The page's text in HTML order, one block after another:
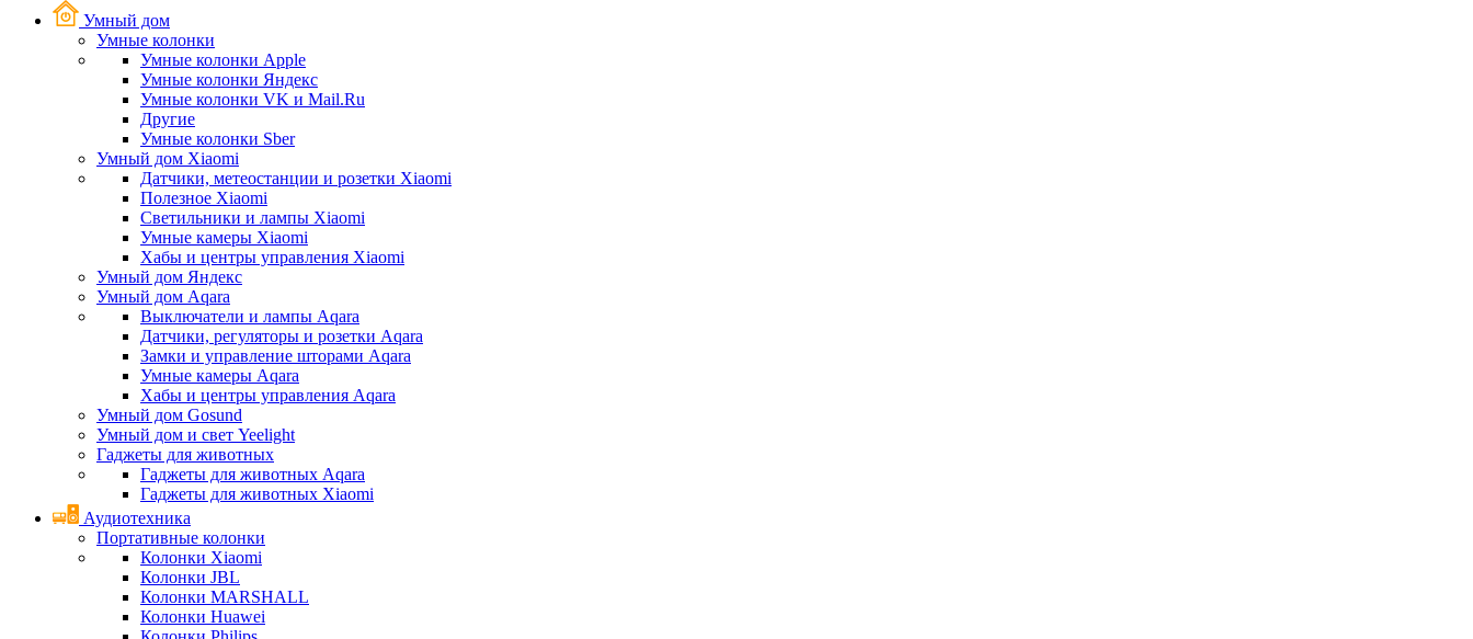
Умный дом
Умные колонки
Умные колонки Apple
Умные колонки Яндекс
Умные колонки VK и Mail.Ru
Другие
Умные колонки Sber
Умный дом Xiaomi
Датчики, метеостанции и розетки Xiaomi
Полезное Xiaomi
Светильники и лампы Xiaomi
Умные камеры Xiaomi
Хабы и центры управления Xiaomi
Умный дом Яндекс
Умный дом Aqara
Выключатели и лампы Aqara
Датчики, регуляторы и розетки Aqara
Замки и управление шторами Aqara
Умные камеры Aqara
Хабы и центры управления Aqara
Умный дом Gosund
Умный дом и свет Yeelight
Гаджеты для животных
Гаджеты для животных Aqara
Гаджеты для животных Xiaomi
Аудиотехника
Портативные колонки
Колонки Xiaomi
Колонки JBL
Колонки MARSHALL
Колонки Huawei